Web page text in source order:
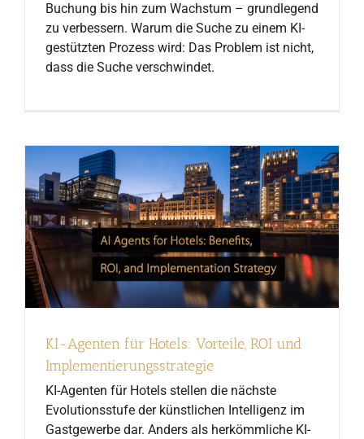
Buchung bis hin zum Wachstum – grundlegend
zu verbessern. Warum die Suche zu einem KI-
gestützten Prozess wird: Das Problem ist nicht,
dass die Suche verschwindet.
KI-Agenten für Hotels: Vorteile, ROI und
Implementierungsstrategie
KI-Agenten für Hotels stellen die nächste
Evolutionsstufe der künstlichen Intelligenz im
Gastgewerbe dar. Anders als herkömmliche KI-